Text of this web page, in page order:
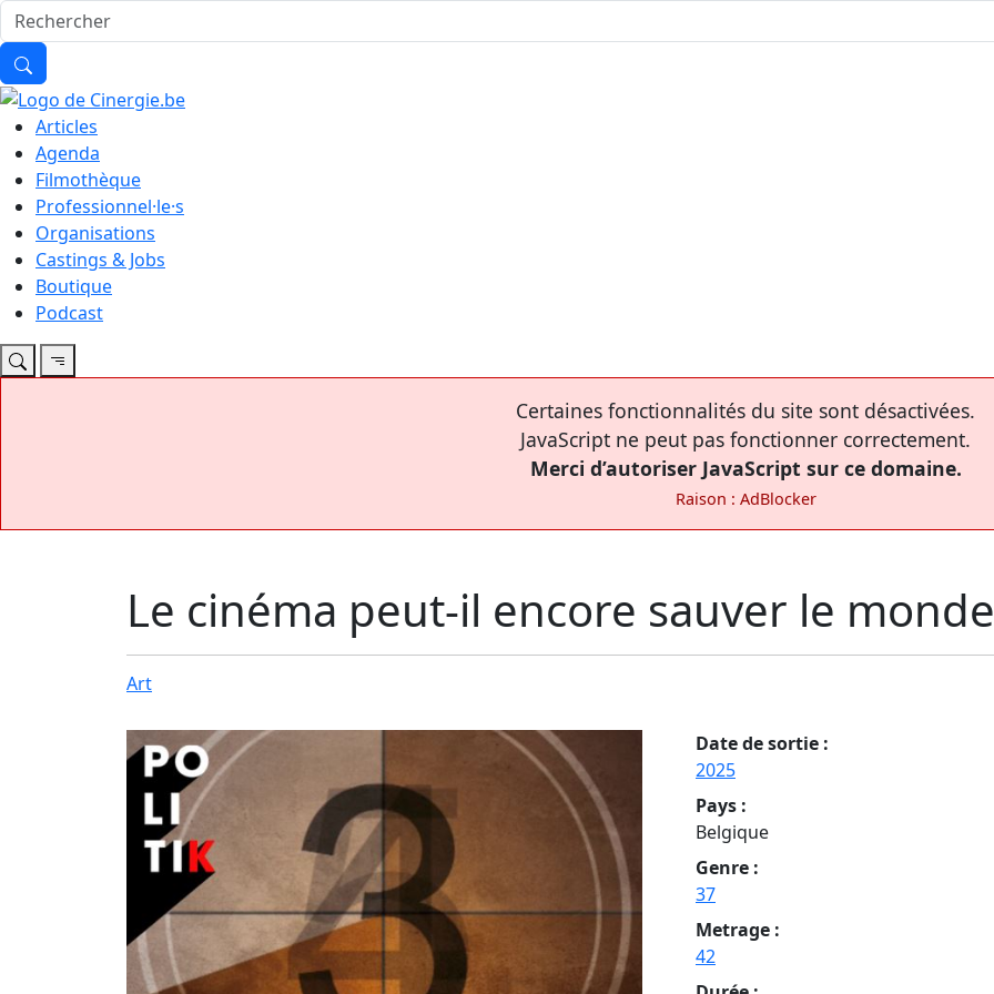
Articles
Agenda
Filmothèque
Professionnel·le·s
Organisations
Castings & Jobs
Boutique
Podcast
Certaines fonctionnalités du site sont désactivées.
JavaScript ne peut pas fonctionner correctement.
Merci d’autoriser JavaScript sur ce domaine.
Raison : AdBlocker
Le cinéma peut-il encore sauver le
Art
Date de sortie :
2025
Pays :
Belgique
Genre :
37
Metrage :
42